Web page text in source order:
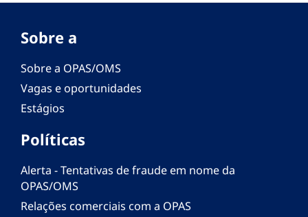
Sobre a
Sobre a OPAS/OMS
Vagas e oportunidades
Estágios
Políticas
Alerta - Tentativas de fraude em nome da
OPAS/OMS
Relações comerciais com a OPAS